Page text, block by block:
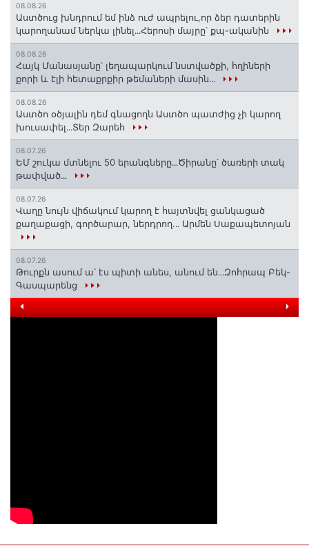
08.08.26
Աստծուց խնդրում եմ ինձ ուժ ապրելու,որ ձեր դատերին
կարողանամ ներկա լինել․․․Հերոսի մայրը՝ քպ-ականին
08.08.26
Հայկ Մանասյանը՝ լեղապարկում նստվածքի, հղիների
քորի և էլի հետաքրքիր թեմաների մասին․․․
08.08.26
Աստծո օծյալին դեմ գնացողն Աստծո պատժից չի կարող
խուսափել․․․Տեր Զարեհ
08.07.26
ԵՄ շուկա մտնելու 50 երանգները․․․Ծիրանը՝ ծառերի տակ
թափված․․․
08.07.26
Վաղը նույն վիճակում կարող է հայտնվել ցանկացած
քաղաքացի, գործարար, ներդրող.․․ Արմեն Սաքապետոյան
08.07.26
Թուրքն ասում ա՝ էս պիտի անես, անում են․․․Զոհրապ Բեկ-
Գասպարենց